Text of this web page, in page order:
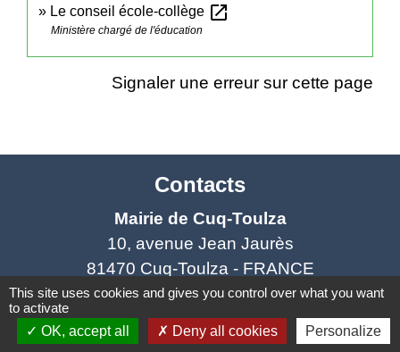
Le conseil école-collège open_in_new
Ministère chargé de l'éducation
Signaler une erreur sur cette page
Contacts
Mairie de Cuq-Toulza
10, avenue Jean Jaurès
81470 Cuq-Toulza - FRANCE
+33 5 63 75 71 17
Contact par formulaire
This site uses cookies and gives you control over what you want
to activate
OK, accept all
Deny all cookies Personalize